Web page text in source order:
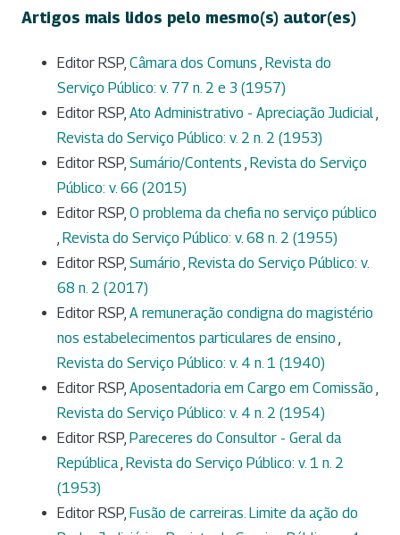
Artigos mais lidos pelo mesmo(s) autor(es)
Editor RSP, Câmara dos Comuns , Revista do
Serviço Público: v. 77 n. 2 e 3 (1957)
Editor RSP, Ato Administrativo - Apreciação Judicial,
Revista do Serviço Público: v. 2 n. 2 (1953)
Editor RSP, Sumário/Contents , Revista do Serviço
Público: v. 66 (2015)
Editor RSP, O problema da chefia no serviço público
, Revista do Serviço Público: v. 68 n. 2 (1955)
Editor RSP, Sumário , Revista do Serviço Público: v.
68 n. 2 (2017)
Editor RSP, A remuneração condigna do magistério
nos estabelecimentos particulares de ensino ,
Revista do Serviço Público: v. 4 n. 1 (1940)
Editor RSP, Aposentadoria em Cargo em Comissão ,
Revista do Serviço Público: v. 4 n. 2 (1954)
Editor RSP, Pareceres do Consultor - Geral da
República, Revista do Serviço Público: v. 1 n. 2
(1953)
Editor RSP, Fusão de carreiras. Limite da ação do